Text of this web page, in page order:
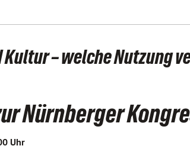
Kultur – welche Nutzung
Nürnberger
Uhr